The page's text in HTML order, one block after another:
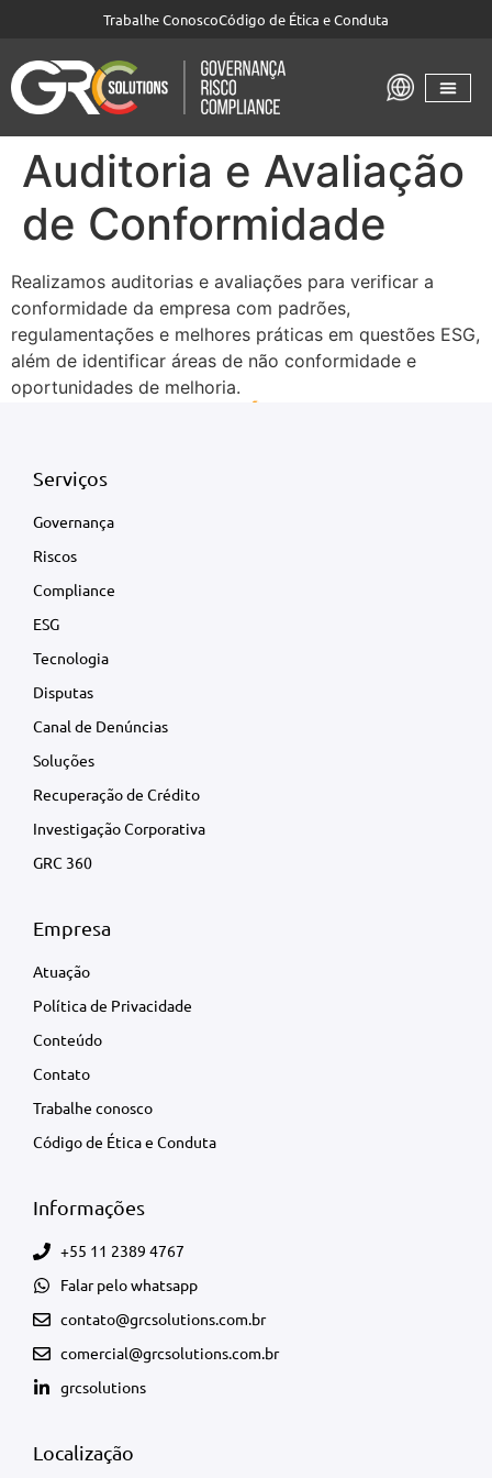
Trabalhe ConoscoCódigo de Ética e Conduta
Auditoria e Avaliação
de Conformidade
Realizamos auditorias e avaliações para verificar a
conformidade da empresa com padrões,
regulamentações e melhores práticas em questões ESG,
além de identificar áreas de não conformidade e
oportunidades de melhoria.
Serviços
Governança
Riscos
Compliance
ESG
Tecnologia
Disputas
Canal de Denúncias
Soluções
Recuperação de Crédito
Investigação Corporativa
GRC 360
Empresa
Atuação
Política de Privacidade
Conteúdo
Contato
Trabalhe conosco
Código de Ética e Conduta
Informações
+55 11 2389 4767
Falar pelo whatsapp
contato@grcsolutions.com.br
comercial@grcsolutions.com.br
grcsolutions
Localização